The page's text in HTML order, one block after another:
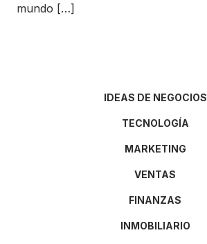
mundo […]
IDEAS DE NEGOCIOS
TECNOLOGÍA
MARKETING
VENTAS
FINANZAS
INMOBILIARIO